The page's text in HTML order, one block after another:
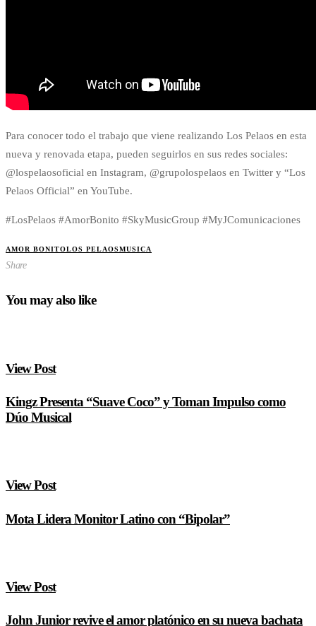
Para conocer todo el trabajo que viene realizando Los Pelaos en esta
nueva y renovada etapa, pueden seguirlos en sus redes sociales:
@lospelaosoficial en Instagram, @grupolospelaos en Twitter y “Los
Pelaos Official” en YouTube.
#LosPelaos #AmorBonito #SkyMusicGroup #MyJComunicaciones
AMOR BONITOLOS PELAOSMUSICA
Share
You may also like
View Post
Kingz Presenta “Suave Coco” y Toman Impulso como
Dúo Musical
View Post
Mota Lidera Monitor Latino con “Bipolar”
View Post
John Junior revive el amor platónico en su nueva bachata